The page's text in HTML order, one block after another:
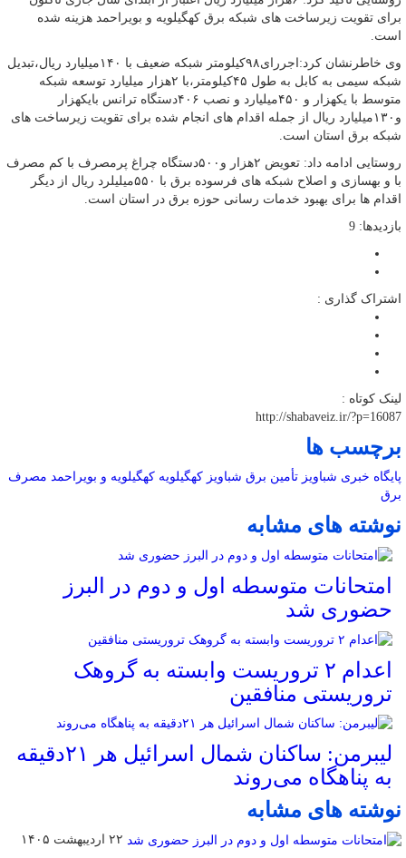
برای تقویت زیرساخت های شبکه برق کهگیلویه و بویراحمد هزینه شده
است.
وی خاطرنشان کرد:اجررای۹۸کیلومتر شبکه ضعیف با ۱۴۰میلیارد ریال،تبدیل
شبکه سیمی به کابل به طول ۴۵کیلومتر،با ۲هزار میلیارد توسعه شبکه
متوسط با یکهزار و ۴۵۰میلیارد و نصب ۴۰۶دستگاه ترانس بایکهزار
و۱۳۰میلیارد ریال از جمله اقدام های انجام شده برای تقویت زیرساخت های
شبکه برق استان است.
روستایی ادامه داد: تعویض ۲هزار و۵۰۰دستگاه چراغ پرمصرف با کم مصرف
با و بهسازی و اصلاح شبکه های فرسوده برق با ۵۵۰میلیلرد ریال از دیگر
اقدام ها برای بهبود خدمات رسانی حوزه برق در استان است.
بازدیدها: 9
اشتراک گذاری :
لینک کوتاه :
http://shabaveiz.ir/?p=16087
برچسب ها
پایگاه خبری شباویز تأمین برق شباویز کهگیلویه کهگیلویه و بویراحمد مصرف
برق
نوشته های مشابه
امتحانات متوسطه اول و دوم در البرز
حضوری شد
اعدام ۲ تروریست وابسته به گروهک
تروریستی منافقین
لیبرمن: ساکنان شمال اسرائیل هر ۲۱دقیقه
به پناهگاه می‌روند
نوشته های مشابه
۲۲ اردیبهشت ۱۴۰۵